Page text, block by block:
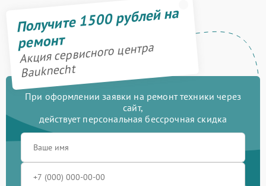
Получите 1500 рублей на
ремонт
Акция сервисного центра
Bauknecht
При оформлении заявки на ремонт техники через
сайт,
действует персональная бессрочная скидка